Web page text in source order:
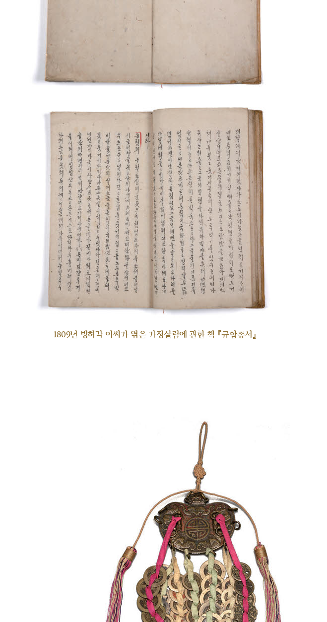
1809년 빙허각 이씨가 엮은 가정살림에 관한 책 『규합총서』